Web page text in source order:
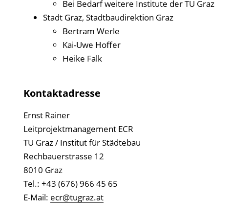
l
i
k
a
t
n
Bei Bedarf weitere Institute der TU Graz
Stadt Graz, Stadtbaudirektion Graz
Bertram Werle
Kai-Uwe Hoffer
Heike Falk
Kontaktadresse
Ernst Rainer
Leitprojektmanagement ECR
TU Graz / Institut für Städtebau
Rechbauerstrasse 12
8010 Graz
Tel.: +43 (676) 966 45 65
E-Mail: ecr@tugraz.at